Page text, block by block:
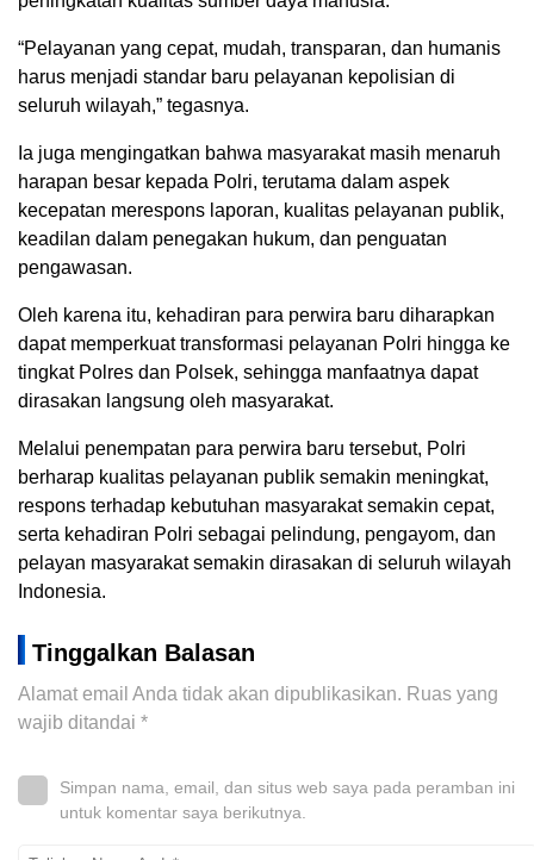
“Pelayanan yang cepat, mudah, transparan, dan humanis
harus menjadi standar baru pelayanan kepolisian di
seluruh wilayah,” tegasnya.
Ia juga mengingatkan bahwa masyarakat masih menaruh
harapan besar kepada Polri, terutama dalam aspek
kecepatan merespons laporan, kualitas pelayanan publik,
keadilan dalam penegakan hukum, dan penguatan
pengawasan.
Oleh karena itu, kehadiran para perwira baru diharapkan
dapat memperkuat transformasi pelayanan Polri hingga ke
tingkat Polres dan Polsek, sehingga manfaatnya dapat
dirasakan langsung oleh masyarakat.
Melalui penempatan para perwira baru tersebut, Polri
berharap kualitas pelayanan publik semakin meningkat,
respons terhadap kebutuhan masyarakat semakin cepat,
serta kehadiran Polri sebagai pelindung, pengayom, dan
pelayan masyarakat semakin dirasakan di seluruh wilayah
Indonesia.
Tinggalkan Balasan
Alamat email Anda tidak akan dipublikasikan. Ruas yang
wajib ditandai *
Simpan nama, email, dan situs web saya pada peramban ini
untuk komentar saya berikutnya.